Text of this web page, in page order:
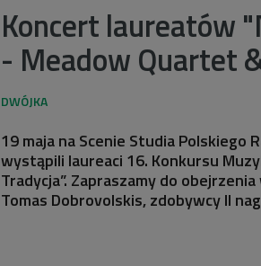
Koncert laureatów
- Meadow Quartet
19 maja na Scenie Studia Polskiego
wystąpili laureaci 16. Konkursu
Tradycja”. Zapraszamy do
Tomas Dobrovolskis, zdobywcy II